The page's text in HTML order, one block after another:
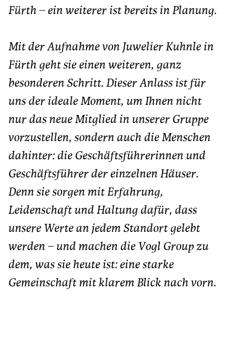
Fürth – ein weiterer ist bereits in Planung.
Mit der Aufnahme von Juwelier Kuhnle in
Fürth geht sie einen weiteren, ganz
besonderen Schritt. Dieser Anlass ist für
uns der ideale Moment, um Ihnen nicht
nur das neue Mitglied in unserer Gruppe
vorzustellen, sondern auch die Menschen
dahinter: die Geschäftsführerinnen und
Geschäftsführer der einzelnen Häuser.
Denn sie sorgen mit Erfahrung,
Leidenschaft und Haltung dafür, dass
unsere Werte an jedem Standort gelebt
werden – und machen die Vogl Group zu
dem, was sie heute ist: eine starke
Gemeinschaft mit klarem Blick nach vorn.